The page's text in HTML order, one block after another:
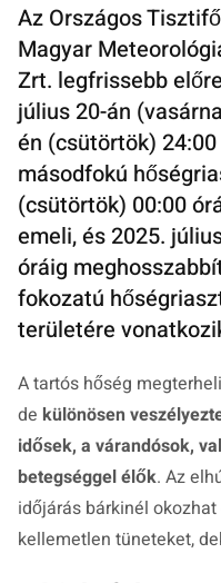
Az Országos
Magyar
Zrt. legfrissebb
július 20-án
én (csütörtök)
másodfokú
(csütörtök) 00:00
emeli, és 2025.
óráig
fokozatú
területére
A tartós hőség
de különösen
idősek, a várandósok,
betegséggel élők. Az
időjárás bárkinél
kellemetlen tüneteket,